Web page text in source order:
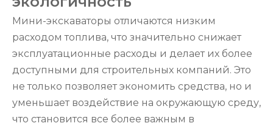
Мини-экскаваторы отличаются низким
расходом топлива, что значительно снижает
эксплуатационные расходы и делает их более
доступными для строительных компаний. Это
не только позволяет экономить средства, но и
уменьшает воздействие на окружающую среду,
что становится все более важным в